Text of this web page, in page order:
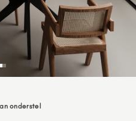
Go to item 1
Go to item 2
onderstel